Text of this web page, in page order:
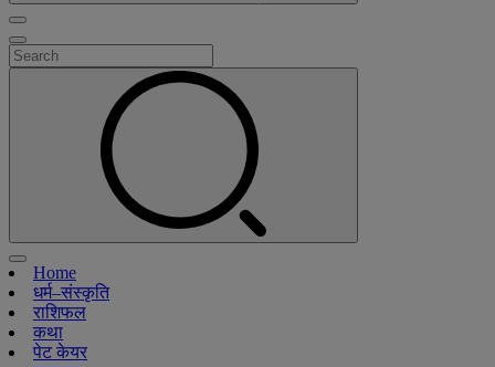
Home
धर्म–संस्कृति
राशिफल
कथा
पेट केयर